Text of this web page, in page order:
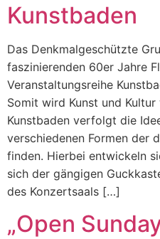
Kunstbaden
Das Denkmalgeschützte
faszinierenden 60er Jahre
Veranstaltungsreihe
Somit wird Kunst und
Kunstbaden verfolgt die
verschiedenen Formen der
finden. Hierbei entwickeln
sich der gängigen
des Konzertsaals […]
„Open